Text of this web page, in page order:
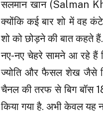
सलमान खान (Salman
क्योंकि कई बार शो में वह
शो को छोड़ने की बात कहते
नए-नए चेहरे सामने आ रहे हैं
ज्योति और फैसल शेख जैसे
चैनल की तरफ से बिग बॉस
किया गया है. अभी केवल यह